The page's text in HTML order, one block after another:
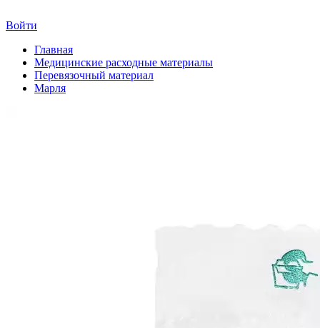
Войти
Главная
Медицинские расходные материалы
Перевязочный материал
Марля